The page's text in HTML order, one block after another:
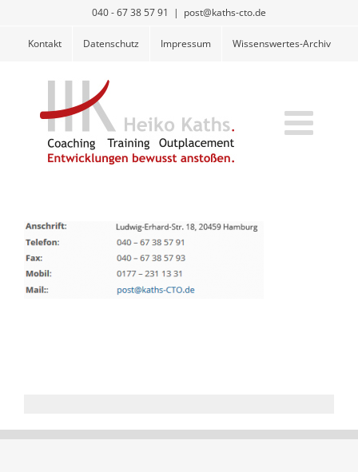
springen
040 - 67 38 57 91 | post@kaths-cto.de
Kontakt Datenschutz Impressum Wissenswertes-Archiv